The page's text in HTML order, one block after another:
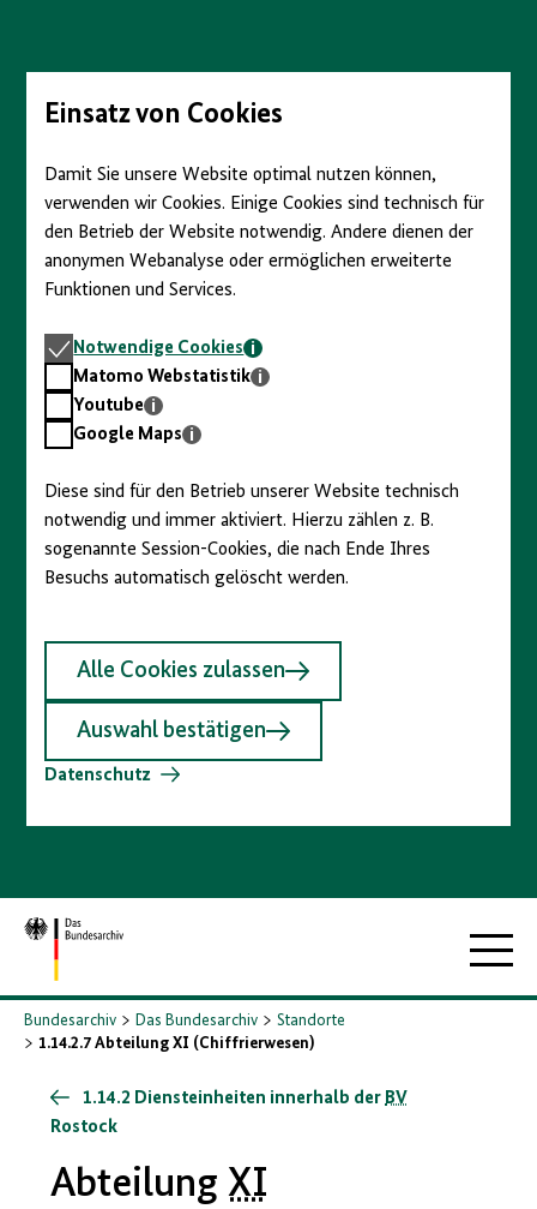
Seiteninhalt
springenEinsatz von Cookies
Damit Sie unsere Website optimal nutzen können,
verwenden wir Cookies. Einige Cookies sind technisch für
den Betrieb der Website notwendig. Andere dienen der
anonymen Webanalyse oder ermöglichen erweiterte
Funktionen und Services.
Notwendige
Cookies
Notwendige Cookies
Matomo
Webstatistik
Matomo Webstatistik
Youtube
Youtube
GoogleGoogle Maps
Diese sind für den Betrieb unserer Website technisch
notwendig und immer aktiviert. Hierzu zählen z. B.
sogenannte Session-Cookies, die nach Ende Ihres
Besuchs automatisch gelöscht werden.
Alle Cookies zulassen
Auswahl bestätigen
Datenschutz
Zur
Startseite
Bundesarchiv Das Bundesarchiv
Standorte
1.14.2.7 Abteilung XI (Chiffrierwesen)
1.14.2 Diensteinheiten innerhalb der BV
Rostock
AbteilungXI